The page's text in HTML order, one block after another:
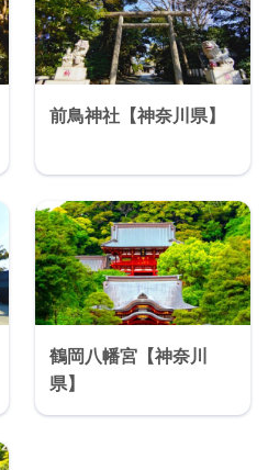
前鳥神社【神奈川県】
鶴岡八幡宮【神奈川
県】